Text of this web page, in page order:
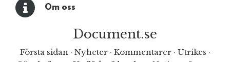
Om oss
Document.se
Första sidan· Nyheter· Kommentarer· Utrikes ·